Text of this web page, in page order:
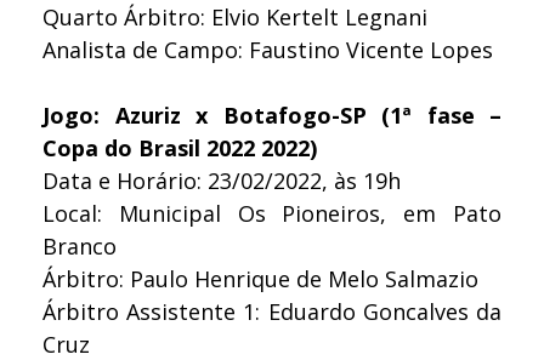
Quarto Árbitro: Elvio Kertelt Legnani
Analista de Campo: Faustino Vicente Lopes
Jogo: Azuriz x Botafogo-SP (1ª fase –
Copa do Brasil 2022 2022)
Data e Horário: 23/02/2022, às 19h
Local: Municipal Os Pioneiros, em Pato
Branco
Árbitro: Paulo Henrique de Melo Salmazio
Árbitro Assistente 1: Eduardo Goncalves da
Cruz